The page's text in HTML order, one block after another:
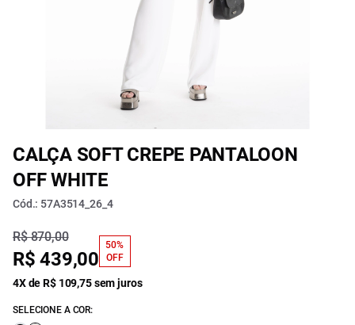
CALÇA SOFT CREPE PANTALOON
OFF WHITE
Cód.: 57A3514_26_4
R$ 870,00
R$ 439,00
50%
OFF
4X de R$ 109,75 sem juros
SELECIONE A COR: